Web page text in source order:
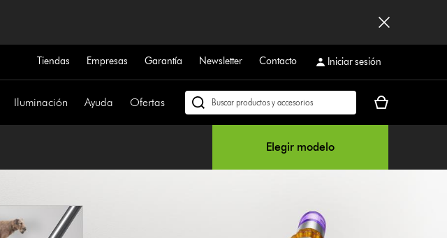
Tiendas Empresas Garantía Newsletter Contacto Iniciar sesión
Iluminación Ayuda Ofertas
Buscar
Tu
Elegir modelo